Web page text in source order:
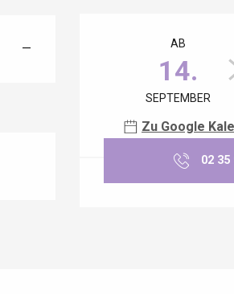
Öffnungszeiten &
AB
14.
SEPTEMBER
Zu Google
02 35
—